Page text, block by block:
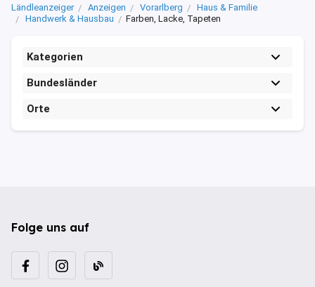
Ländleanzeiger Anzeigen Vorarlberg
Haus & Familie
Handwerk & Hausbau
Farben, Lacke, Tapeten
Kategorien
Bundesländer
Orte
Folge uns auf